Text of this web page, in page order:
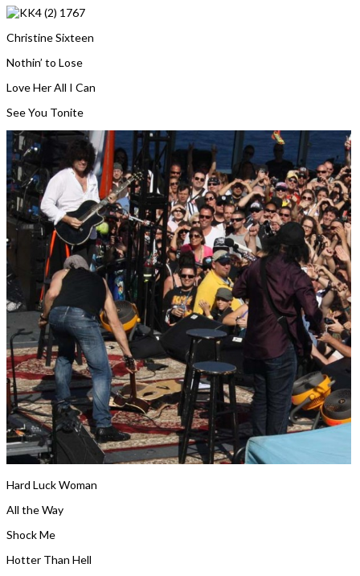
Christine Sixteen
Nothin’ to Lose
Love Her All I Can
See You Tonite
Hard Luck Woman
All the Way
Shock Me
Hotter Than Hell